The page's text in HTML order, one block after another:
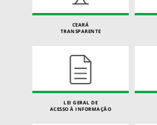
CEARÁ
TRANSPARENTE
LEI GERAL DE
ACESSO À INFORMAÇÃO